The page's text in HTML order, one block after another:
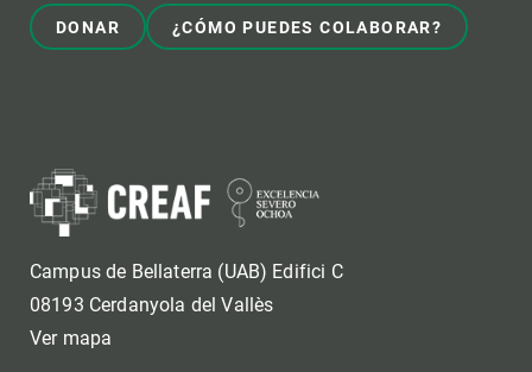
DONAR ¿CÓMO PUEDES COLABORAR?
Campus de Bellaterra (UAB) Edifici C
08193 Cerdanyola del Vallès
Ver mapa